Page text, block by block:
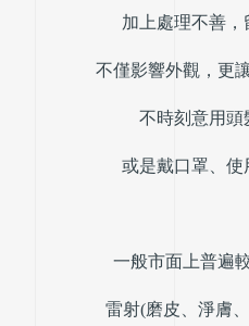
加上處理不善，
不僅影響外觀，更
不時刻意用頭
或是戴口罩、使
一般市面上普遍
雷射(磨皮、淨膚